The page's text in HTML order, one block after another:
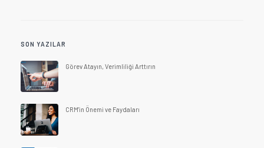
SON YAZILAR
Görev Atayın, Verimliliği Arttırın
CRM'in Önemi ve Faydaları